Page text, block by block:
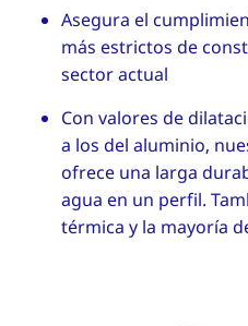
Asegura el
más estrictos de
sector actual
Con valores de
a los del aluminio,
ofrece una larga
agua en un perfil.
térmica y la mayoría